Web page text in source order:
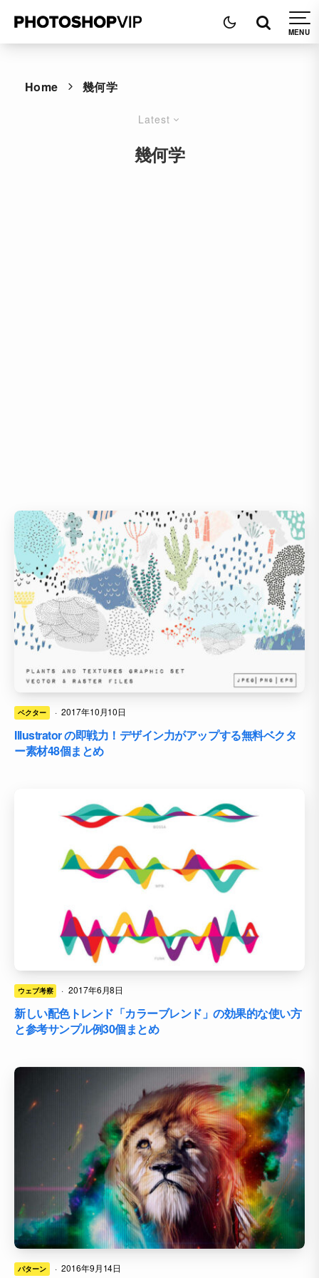
Home 幾何学
Latest
幾何学
ベクター · 2017年10月10日
Illustrator の即戦力！デザイン力がアップする無料ベクタ
ー素材48個まとめ
ウェブ考察 · 2017年6月8日
新しい配色トレンド「カラーブレンド」の効果的な使い方
と参考サンプル例30個まとめ
パターン · 2016年9月14日